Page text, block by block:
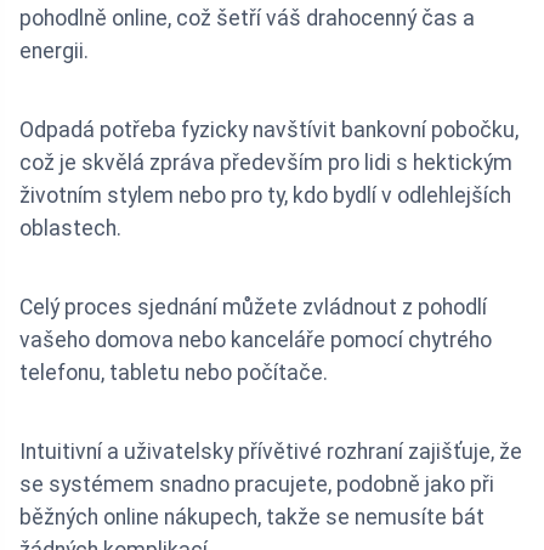
pohodlně online, což šetří váš drahocenný čas a
energii.
Odpadá potřeba fyzicky navštívit bankovní pobočku,
což je skvělá zpráva především pro lidi s hektickým
životním stylem nebo pro ty, kdo bydlí v odlehlejších
oblastech.
Celý proces sjednání můžete zvládnout z pohodlí
vašeho domova nebo kanceláře pomocí chytrého
telefonu, tabletu nebo počítače.
Intuitivní a uživatelsky přívětivé rozhraní zajišťuje, že
se systémem snadno pracujete, podobně jako při
běžných online nákupech, takže se nemusíte bát